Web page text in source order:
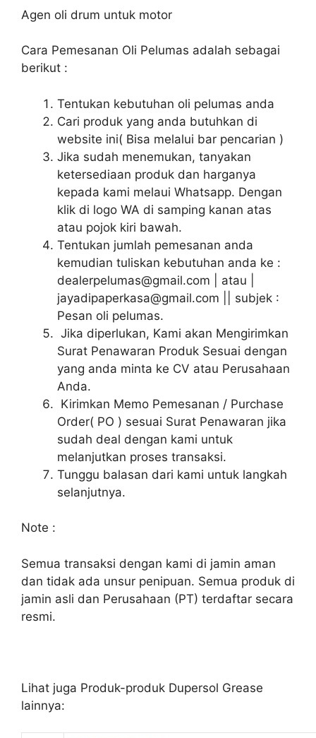
Agen oli drum untuk motor
Cara Pemesanan Oli Pelumas adalah sebagai
berikut :
Tentukan kebutuhan oli pelumas anda
Cari produk yang anda butuhkan di
website ini( Bisa melalui bar pencarian )
Jika sudah menemukan, tanyakan
ketersediaan produk dan harganya
kepada kami melaui Whatsapp. Dengan
klik di logo WA di samping kanan atas
atau pojok kiri bawah.
Tentukan jumlah pemesanan anda
kemudian tuliskan kebutuhan anda ke :
dealerpelumas@gmail.com | atau |
jayadipaperkasa@gmail.com || subjek :
Pesan oli pelumas.
Jika diperlukan, Kami akan Mengirimkan
Surat Penawaran Produk Sesuai dengan
yang anda minta ke CV atau Perusahaan
Anda.
Kirimkan Memo Pemesanan / Purchase
Order( PO ) sesuai Surat Penawaran jika
sudah deal dengan kami untuk
melanjutkan proses transaksi.
Tunggu balasan dari kami untuk langkah
selanjutnya.
Note :
Semua transaksi dengan kami di jamin aman
dan tidak ada unsur penipuan. Semua produk di
jamin asli dan Perusahaan (PT) terdaftar secara
resmi.
Lihat juga Produk-produk Dupersol Grease
lainnya: